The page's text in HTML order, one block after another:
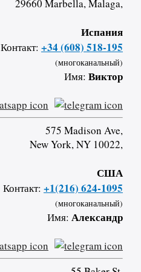
29660 Marbella, Malaga,
Испания
Контакт: +34 (608) 518-195
(многоканальный)
Имя: Виктор
575 Madison Ave,
New York, NY 10022,
США
Контакт: +1(216) 624-1095
(многоканальный)
Имя: Александр